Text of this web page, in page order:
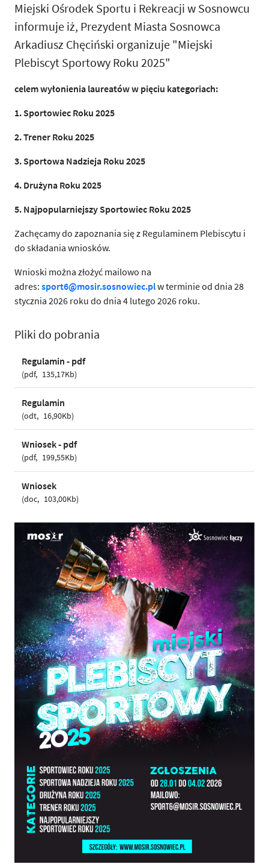
Miejski Ośrodek Sportu i Rekreacji w Sosnowcu
informuje iż, Prezydent Miasta Sosnowca
Arkadiusz Chęciński organizuje "Miejski
Plebiscyt Sportowy Roku 2025"
celem wyłonienia laureatów w pięciu kategoriach:
1. Sportowiec Roku 2025
2. Trener Roku 2025
3. Sportowa Nadzieja Roku 2025
4. Drużyna Roku 2025
5. Najpopularniejszy Sportowiec Roku 2025
Zachęcamy do zapoznania się z Regulaminem Plebiscytu i
do składania wniosków.
Wnioski można złożyć mailowo na
adres: sport6@mosir.sosnowiec.plw terminie od dnia 28
stycznia 2026 roku do dnia 4 lutego 2026 roku.
Pliki do pobrania
Regulamin - pdf
pdf 135,17Kb
Regulamin
odt 16,90Kb
Wniosek - pdf
pdf 199,55Kb
Wniosek
doc 103,00Kb